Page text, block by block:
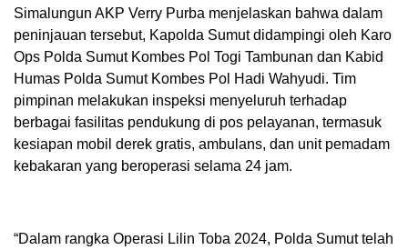
Simalungun AKP Verry Purba menjelaskan bahwa dalam
peninjauan tersebut, Kapolda Sumut didampingi oleh Karo
Ops Polda Sumut Kombes Pol Togi Tambunan dan Kabid
Humas Polda Sumut Kombes Pol Hadi Wahyudi. Tim
pimpinan melakukan inspeksi menyeluruh terhadap
berbagai fasilitas pendukung di pos pelayanan, termasuk
kesiapan mobil derek gratis, ambulans, dan unit pemadam
kebakaran yang beroperasi selama 24 jam.
“Dalam rangka Operasi Lilin Toba 2024, Polda Sumut telah